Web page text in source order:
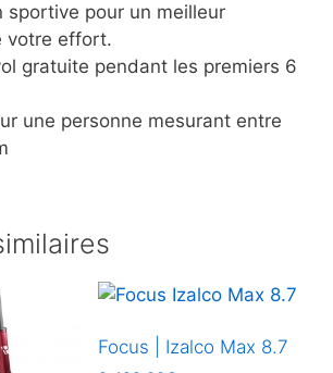
sportive pour un meilleur
votre effort.
gratuite pendant les premiers 6
une personne mesurant entre
Focus | Izalco Max 8.7